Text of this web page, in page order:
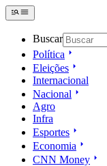
Buscar
Política
Eleições
Internacional
Nacional
Agro
Infra
Esportes
Economia
CNN Money